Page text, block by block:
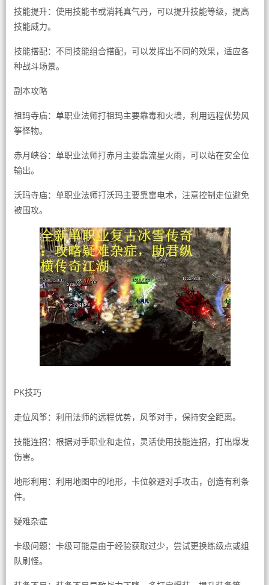
技能提升：使用技能书或消耗真气丹，可以提升技能等级，提高
技能威力。
技能搭配：不同技能组合搭配，可以发挥出不同的效果，适应各
种战斗场景。
副本攻略
祖玛寺庙：单职业法师打祖玛主要靠毒和火墙，利用远程优势风
筝怪物。
赤月峡谷：单职业法师打赤月主要靠流星火雨，可以站在安全位
输出。
沃玛寺庙：单职业法师打沃玛主要靠雷电术，注意控制走位避免
被围攻。
PK技巧
走位风筝：利用法师的远程优势，风筝对手，保持安全距离。
技能连招：根据对手职业和走位，灵活使用技能连招，打出爆发
伤害。
地形利用：利用地图中的地形，卡位躲避对手攻击，创造有利条
件。
疑难杂症
卡级问题：卡级可能是由于经验获取过少，尝试更换练级点或组
队刷怪。